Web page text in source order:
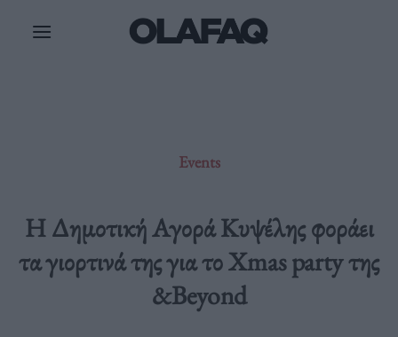
Events
H Δημοτική Αγορά Κυψέλης φοράει
τα γιορτινά της για το Xmas party της
&Beyond